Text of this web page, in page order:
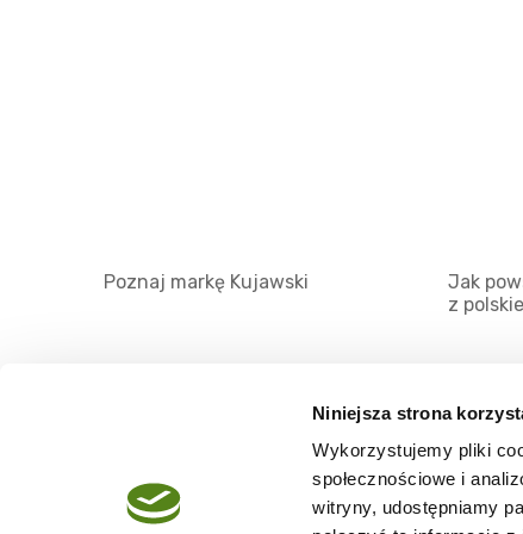
Niniejsza strona
Wykorzystujemy pliki
społecznościowe i
witryny, udostępniamy
Poznaj markę Kujawski
Jak
z
Regulamin